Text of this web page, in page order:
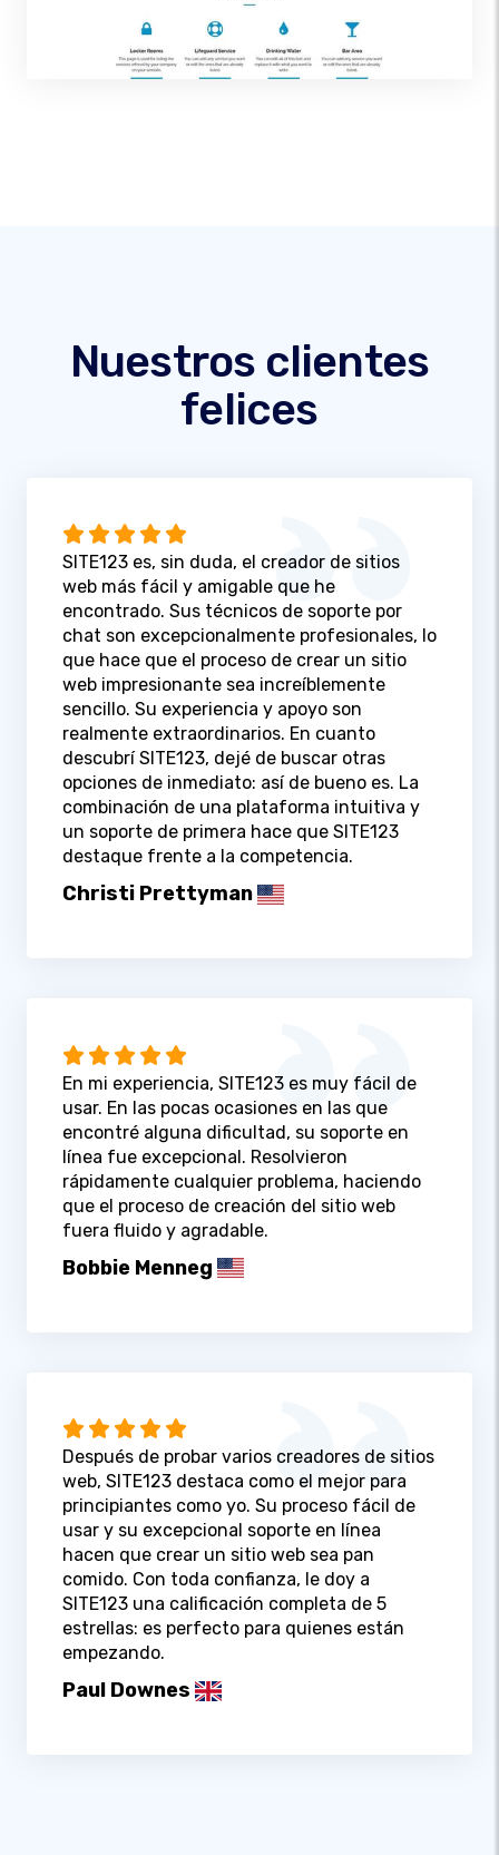
Nuestros clientes
felices
SITE123 es, sin duda, el creador de sitios
web más fácil y amigable que he
encontrado. Sus técnicos de soporte por
chat son excepcionalmente profesionales, lo
que hace que el proceso de crear un sitio
web impresionante sea increíblemente
sencillo. Su experiencia y apoyo son
realmente extraordinarios. En cuanto
descubrí SITE123, dejé de buscar otras
opciones de inmediato: así de bueno es. La
combinación de una plataforma intuitiva y
un soporte de primera hace que SITE123
destaque frente a la competencia.
Christi Prettyman
En mi experiencia, SITE123 es muy fácil de
usar. En las pocas ocasiones en las que
encontré alguna dificultad, su soporte en
línea fue excepcional. Resolvieron
rápidamente cualquier problema, haciendo
que el proceso de creación del sitio web
fuera fluido y agradable.
Bobbie Menneg
Después de probar varios creadores de sitios
web, SITE123 destaca como el mejor para
principiantes como yo. Su proceso fácil de
usar y su excepcional soporte en línea
hacen que crear un sitio web sea pan
comido. Con toda confianza, le doy a
SITE123 una calificación completa de 5
estrellas: es perfecto para quienes están
empezando.
Paul Downes